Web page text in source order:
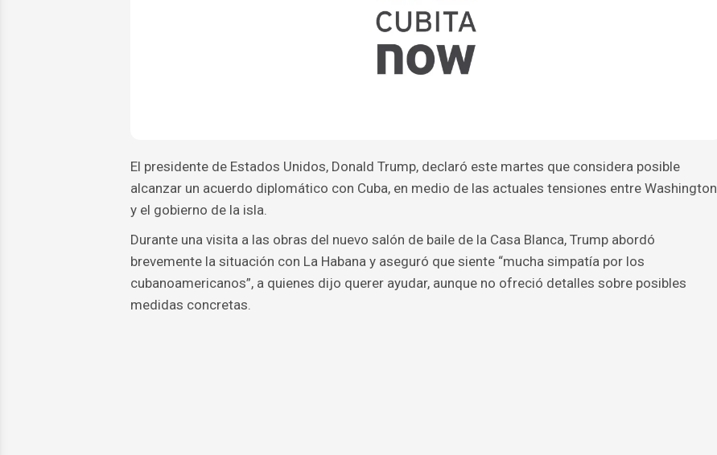
El presidente de Estados Unidos, Donald Trump, declaró este martes que considera posible
alcanzar un acuerdo diplomático con Cuba, en medio de las actuales tensiones entre Washington
y el gobierno de la isla.
Durante una visita a las obras del nuevo salón de baile de la Casa Blanca, Trump abordó
brevemente la situación con La Habana y aseguró que siente “mucha simpatía por los
cubanoamericanos”, a quienes dijo querer ayudar, aunque no ofreció detalles sobre posibles
medidas concretas.